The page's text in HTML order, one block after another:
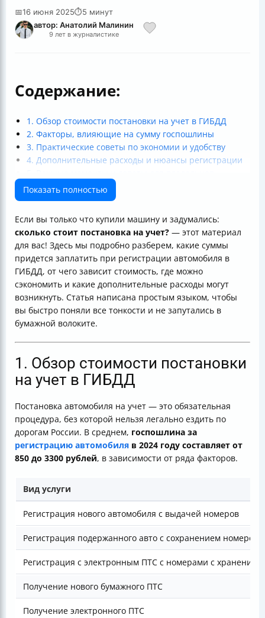
📅16 июня 2025⏱5 минут
автор: Анатолий Малинин
9 лет в журналистике
Содержание:
1. Обзор стоимости постановки на учет в ГИБДД
2. Факторы, влияющие на сумму госпошлины
3. Практические советы по экономии и удобству
4. Дополнительные расходы и нюансы регистрации
Итог: сколько стоит поставить машину на учет?
Заключение
Показать полностью
Если вы только что купили машину и задумались:
сколько стоит постановка на учет? — этот материал
для вас! Здесь мы подробно разберем, какие суммы
придется заплатить при регистрации автомобиля в
ГИБДД, от чего зависит стоимость, где можно
сэкономить и какие дополнительные расходы могут
возникнуть. Статья написана простым языком, чтобы
вы быстро поняли все тонкости и не запутались в
бумажной волоките.
1. Обзор стоимости постановки
на учет в ГИБДД
Постановка автомобиля на учет — это обязательная
процедура, без которой нельзя легально ездить по
дорогам России. В среднем, госпошлина за
регистрацию автомобиля в 2024 году составляет от
850 до 3300 рублей, в зависимости от ряда факторов.
Вид услуги
Регистрация нового автомобиля с выдачей номеров
Регистрация подержанного авто с сохранением номеров
Регистрация с электронным ПТС с номерами с хранения
Получение нового бумажного ПТС
Получение электронного ПТС